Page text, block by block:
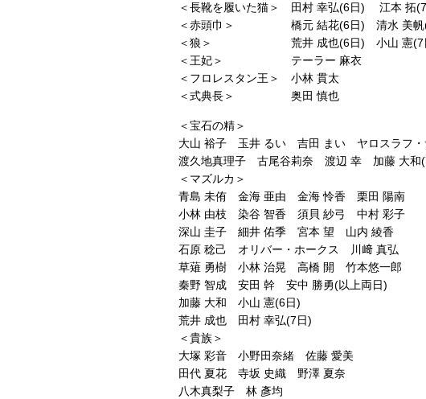
＜長靴を履いた猫＞ 田村 幸弘(6日) 江本 拓
＜赤頭巾＞ 橋元 結花(6日) 清水 美帆
＜狼＞ 荒井 成也(6日) 小山 憲(7
＜王妃＞ テーラー 麻衣
＜フロレスタン王＞ 小林 貫太
＜式典長＞ 奥田 慎也
＜宝石の精＞
大山 裕子 玉井 るい 吉田 まい ヤロスラフ・
渡久地真理子 古尾谷莉奈 渡辺 幸 加藤 大和
＜マズルカ＞
青島 未侑 金海 亜由 金海 怜香 栗田 陽南
小林 由枝 染谷 智香 須貝 紗弓 中村 彩子
深山 圭子 細井 佑季 宮本 望 山内 綾香
石原 稔己 オリバー・ホークス 川﨑 真弘
草薙 勇樹 小林 治晃 高橋 開 竹本悠一郎
秦野 智成 安田 幹 安中 勝勇(以上両日)
加藤 大和 小山 憲(6日)
荒井 成也 田村 幸弘(7日)
＜貴族＞
大塚 彩音 小野田奈緒 佐藤 愛美
田代 夏花 寺坂 史織 野澤 夏奈
八木真梨子 林 彥均